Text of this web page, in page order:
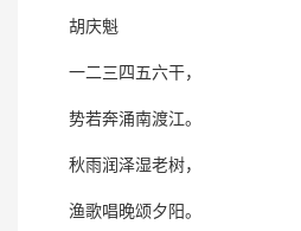
胡庆魁
一二三四五六干，
势若奔涌南渡江。
秋雨润泽湿老树，
渔歌唱晚颂夕阳。